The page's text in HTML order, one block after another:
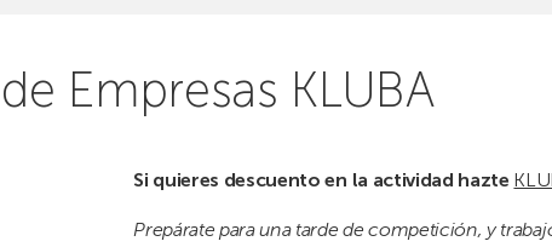
Empresas KLUBA
Si quieres descuento en la actividad hazte
Prepárate para una tarde de competición, y